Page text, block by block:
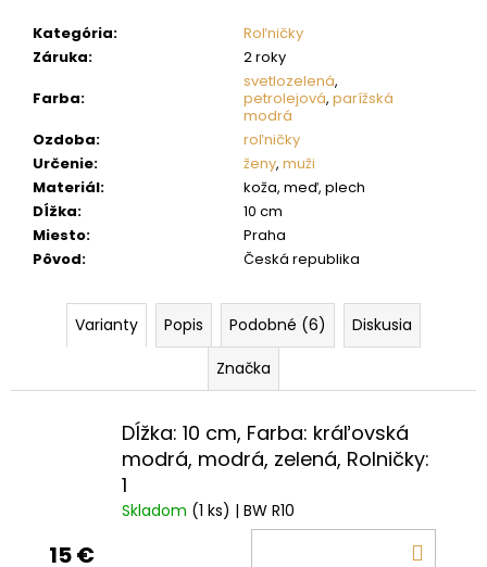
Kategória:
Roľničky
Záruka:
2 roky
Farba:
svetlozelená,
petrolejová, parížská
modrá
Ozdoba:
roľničky
Určenie: ženy, muži
Materiál:
koža, meď, plech
Dĺžka:
10 cm
Miesto:
Praha
Pôvod: Česká republika
Varianty Popis Podobné (6)
Diskusia
Značka
Dĺžka: 10 cm, Farba: kráľovská
modrá, modrá, zelená, Rolničky:
1
Skladom (1 ks) | BW R10
15 €